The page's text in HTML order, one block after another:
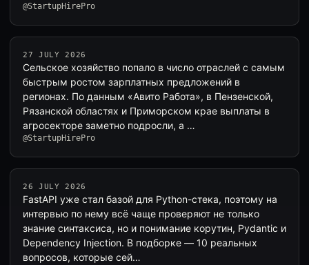
@StartupHirePro
27 JULY 2026
Сельское хозяйство попало в число отраслей с самым
быстрым ростом зарплатных предложений в
регионах. По данным «Авито Работа», в Пензенской,
Рязанской областях и Приморском крае выплаты в
агросекторе заметно подросли, а …
@StartupHirePro
26 JULY 2026
FastAPI уже стал базой для Python-стека, поэтому на
интервью по нему всё чаще проверяют не только
знание синтаксиса, но и понимание корутин, Pydantic и
Dependency Injection. В подборке — 10 реальных
вопросов, которые сей…